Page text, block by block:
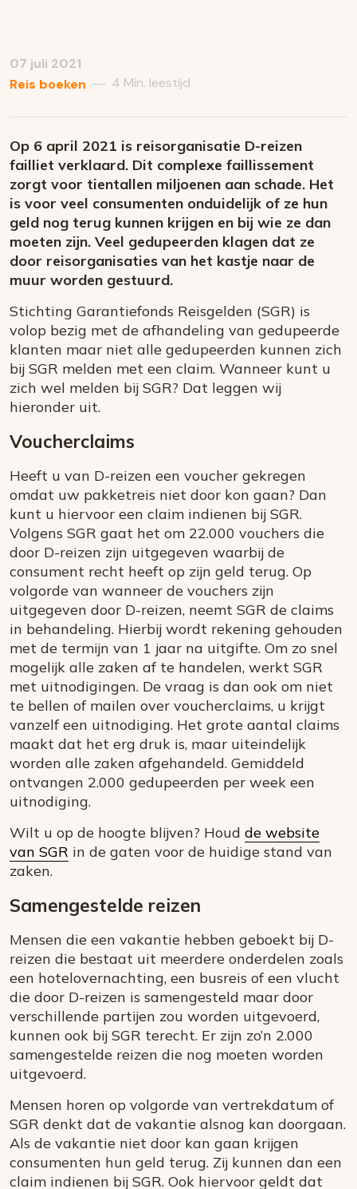
07 juli 2021
Reis boeken — 4 Min. leestijd
Op 6 april 2021 is reisorganisatie D-reizen
failliet verklaard. Dit complexe faillissement
zorgt voor tientallen miljoenen aan schade. Het
is voor veel consumenten onduidelijk of ze hun
geld nog terug kunnen krijgen en bij wie ze dan
moeten zijn. Veel gedupeerden klagen dat ze
door reisorganisaties van het kastje naar de
muur worden gestuurd.
Stichting Garantiefonds Reisgelden (SGR) is
volop bezig met de afhandeling van gedupeerde
klanten maar niet alle gedupeerden kunnen zich
bij SGR melden met een claim. Wanneer kunt u
zich wel melden bij SGR? Dat leggen wij
hieronder uit.
Voucherclaims
Heeft u van D-reizen een voucher gekregen
omdat uw pakketreis niet door kon gaan? Dan
kunt u hiervoor een claim indienen bij SGR.
Volgens SGR gaat het om 22.000 vouchers die
door D-reizen zijn uitgegeven waarbij de
consument recht heeft op zijn geld terug. Op
volgorde van wanneer de vouchers zijn
uitgegeven door D-reizen, neemt SGR de claims
in behandeling. Hierbij wordt rekening gehouden
met de termijn van 1 jaar na uitgifte. Om zo snel
mogelijk alle zaken af te handelen, werkt SGR
met uitnodigingen. De vraag is dan ook om niet
te bellen of mailen over voucherclaims, u krijgt
vanzelf een uitnodiging. Het grote aantal claims
maakt dat het erg druk is, maar uiteindelijk
worden alle zaken afgehandeld. Gemiddeld
ontvangen 2.000 gedupeerden per week een
uitnodiging.
Wilt u op de hoogte blijven? Houd de website
van SGR in de gaten voor de huidige stand van
zaken.
Samengestelde reizen
Mensen die een vakantie hebben geboekt bij D-
reizen die bestaat uit meerdere onderdelen zoals
een hotelovernachting, een busreis of een vlucht
die door D-reizen is samengesteld maar door
verschillende partijen zou worden uitgevoerd,
kunnen ook bij SGR terecht. Er zijn zo’n 2.000
samengestelde reizen die nog moeten worden
uitgevoerd.
Mensen horen op volgorde van vertrekdatum of
SGR denkt dat de vakantie alsnog kan doorgaan.
Als de vakantie niet door kan gaan krijgen
consumenten hun geld terug. Zij kunnen dan een
claim indienen bij SGR. Ook hiervoor geldt dat